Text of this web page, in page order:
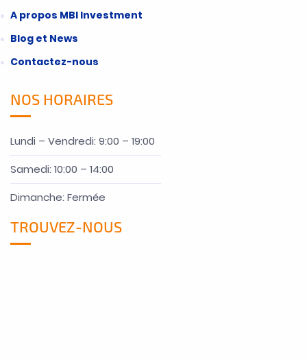
A propos MBI Investment
Blog et News
Contactez-nous
NOS HORAIRES
Lundi – Vendredi: 9:00 – 19:00
Samedi: 10:00 – 14:00
Dimanche: Fermée
TROUVEZ-NOUS